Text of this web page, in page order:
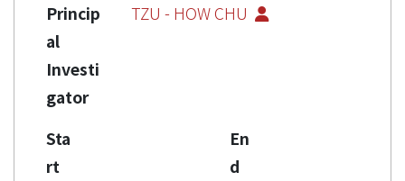
Princip
al
Investi
gator
TZU - HOW CHU
Sta
rt
En
d